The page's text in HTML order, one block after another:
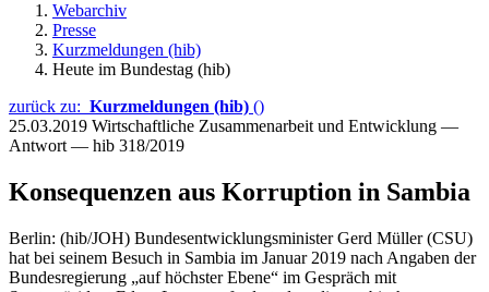
Webarchiv
Presse
Kurzmeldungen (hib)
Heute im Bundestag (hib)
zurück zu: Kurzmeldungen (hib) ()
25.03.2019 Wirtschaftliche Zusammenarbeit und Entwicklung —
Antwort — hib 318/2019
Konsequenzen aus Korruption in Sambia
Berlin: (hib/JOH) Bundesentwicklungsminister Gerd Müller (CSU)
hat bei seinem Besuch in Sambia im Januar 2019 nach Angaben der
Bundesregierung „auf höchster Ebene“ im Gespräch mit